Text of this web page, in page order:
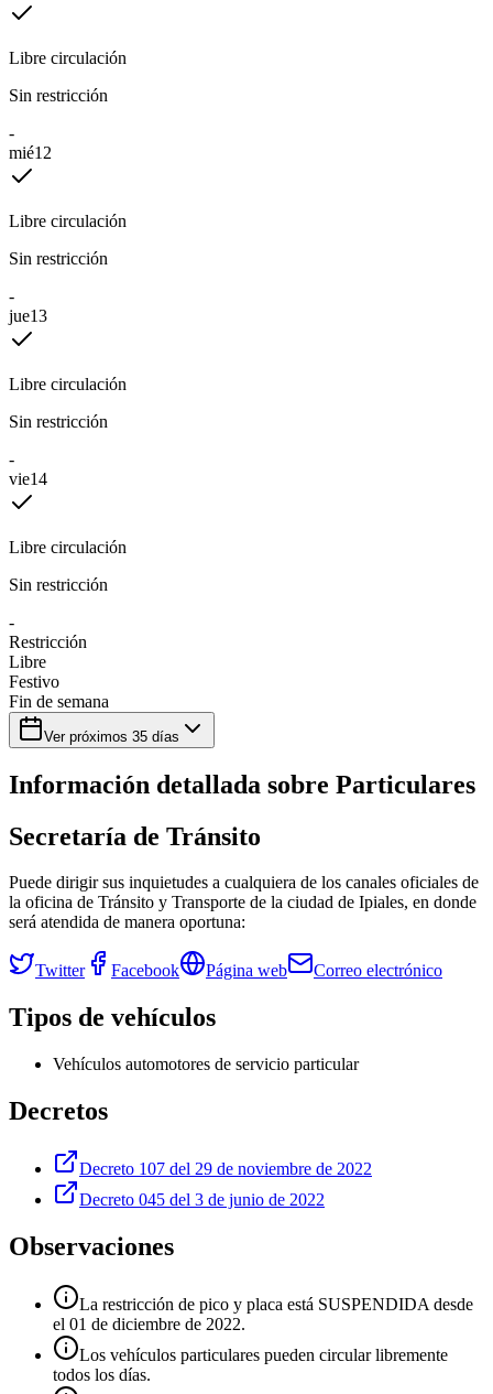
Libre circulación
Sin restricción
-
mié12
Libre circulación
Sin restricción
-
jue13
Libre circulación
Sin restricción
-
vie14
Libre circulación
Sin restricción
-
Restricción
Libre
Festivo
Fin de semana
Ver próximos 35 días
Información detallada sobre Particulares
Secretaría de Tránsito
Puede dirigir sus inquietudes a cualquiera de los canales oficiales de
la oficina de Tránsito y Transporte de la ciudad de Ipiales, en donde
será atendida de manera oportuna:
Twitter Facebook Página web Correo electrónico
Tipos de vehículos
Vehículos automotores de servicio particular
Decretos
Decreto 107 del 29 de noviembre de 2022
Decreto 045 del 3 de junio de 2022
Observaciones
La restricción de pico y placa está SUSPENDIDA desde
el 01 de diciembre de 2022.
Los vehículos particulares pueden circular libremente
todos los días.